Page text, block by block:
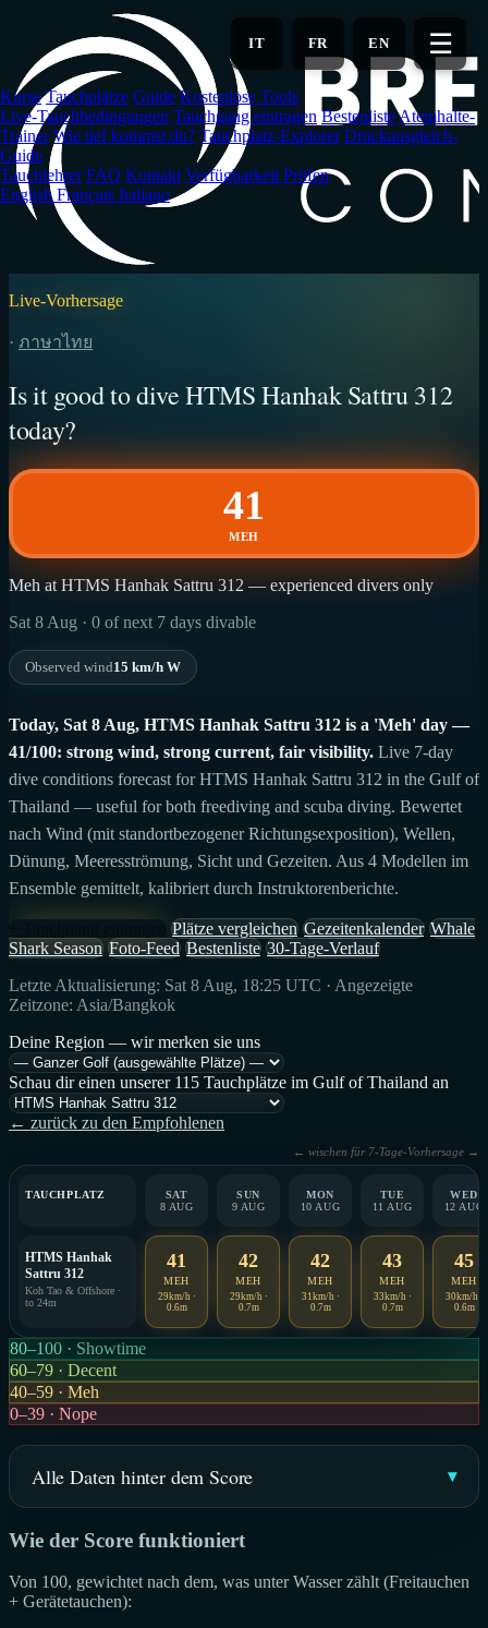
Hauptinhalt
springen
EN
FR
IT ☰
Kurse Tauchplätze Guide Kostenlose Tools
Live-Tauchbedingungen Tauchgang eintragen BestenlisteAtemhalte-
Trainer Wie tief kommst du? Tauchplatz-Explorer Druckausgleich-
Guide
Tauchlehrer FAQ Kontakt Verfügbarkeit Prüfen
EnglishFrançais Italiano
Live-Vorhersage
· ภาษาไทย
Is it good to dive HTMS Hanhak Sattru 312
today?
41
MEH
Meh at HTMS Hanhak Sattru 312 — experienced divers only
Sat 8 Aug · 0 of next 7 days divable
Observed wind15 km/h W
Today, Sat 8 Aug, HTMS Hanhak Sattru 312 is a 'Meh' day —
41/100: strong wind, strong current, fair visibility. Live 7-day
dive conditions forecast for HTMS Hanhak Sattru 312 in the Gulf of
Thailand — useful for both freediving and scuba diving. Bewertet
nach Wind (mit standortbezogener Richtungsexposition), Wellen,
Dünung, Meeresströmung, Sicht und Gezeiten. Aus 4 Modellen im
Ensemble gemittelt, kalibriert durch Instruktorenberichte.
Plätze vergleichen Gezeitenkalender Whale
Shark Season Foto-Feed Bestenliste 30-Tage-Verlauf
Letzte Aktualisierung: Sat 8 Aug, 18:25 UTC · Angezeigte
Zeitzone: Asia/Bangkok
Deine Region — wir merken sie uns
Schau dir einen unserer 115 Tauchplätze im Gulf of Thailand an
← zurück zu den Empfohlenen
← wischen für 7-Tage-Vorhersage →
TAUCHPLATZ
SAT
8 AUG
SUN
9 AUG
MON
10 AUG
TUE
11 AUG
WED
12 AUG
HTMS Hanhak
Sattru 312
Koh Tao & Offshore ·
to 24m
41
MEH
29km/h ·
0.6m
42
MEH
29km/h ·
0.7m
42
MEH
31km/h ·
0.7m
43
MEH
33km/h ·
0.7m
45
MEH
30km/h ·
0.6m
80–100 · Showtime
60–79 · Decent
40–59 · Meh
0–39 · Nope
Alle Daten hinter dem Score
Wie der Score funktioniert
Von 100, gewichtet nach dem, was unter Wasser zählt (Freitauchen
+ Gerätetauchen):